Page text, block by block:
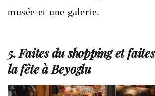
musée et une galerie.
5. Faites du shopping et faites
la fête à Beyoglu